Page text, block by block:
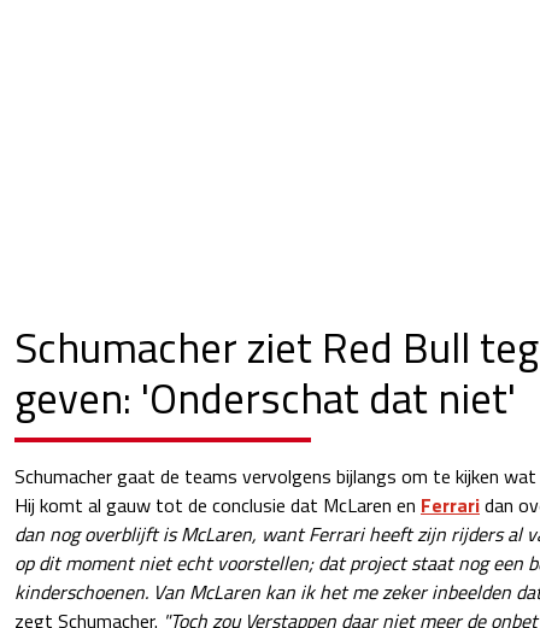
Schumacher ziet Red Bull
geven: 'Onderschat dat niet'
Schumacher gaat de teams vervolgens bijlangs om te kijken
Hij komt al gauw tot de conclusie dat McLaren en Ferraridan
dan nog overblijft is McLaren, want Ferrari heeft zijn rijders al
op dit moment niet echt voorstellen; dat project staat nog een
kinderschoenen. Van McLaren kan ik het me zeker inbeelden
zegt Schumacher. "Toch zou Verstappen daar niet meer de